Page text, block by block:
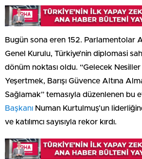
Bugün sona eren 152. Parlamentolar
Genel Kurulu, Türkiye’nin diplomasi
dönüm noktası oldu. “Gelecek
Yeşertmek, Barışı Güvence Altına
Sağlamak” temasıyla düzenlenen bu
Başkanı Numan Kurtulmuş’un
ve katılımcı sayısıyla rekor kırdı.